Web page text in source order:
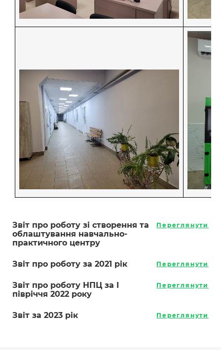
Звіт про роботу зі створення та
облаштування навчально-
практичного центру
Переглянути
Звіт про роботу за 2021 рік Переглянути
Звіт про роботу НПЦ за І
півріччя 2022 року
Переглянути
Звіт за 2023 рік Переглянути